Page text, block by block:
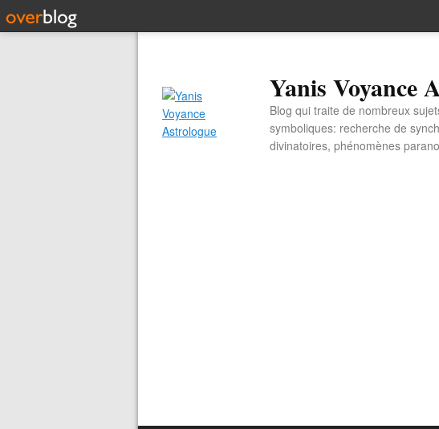
Yanis Voyance
Blog qui traite de nombreux
symboliques: recherche de
divinatoires, phénomènes